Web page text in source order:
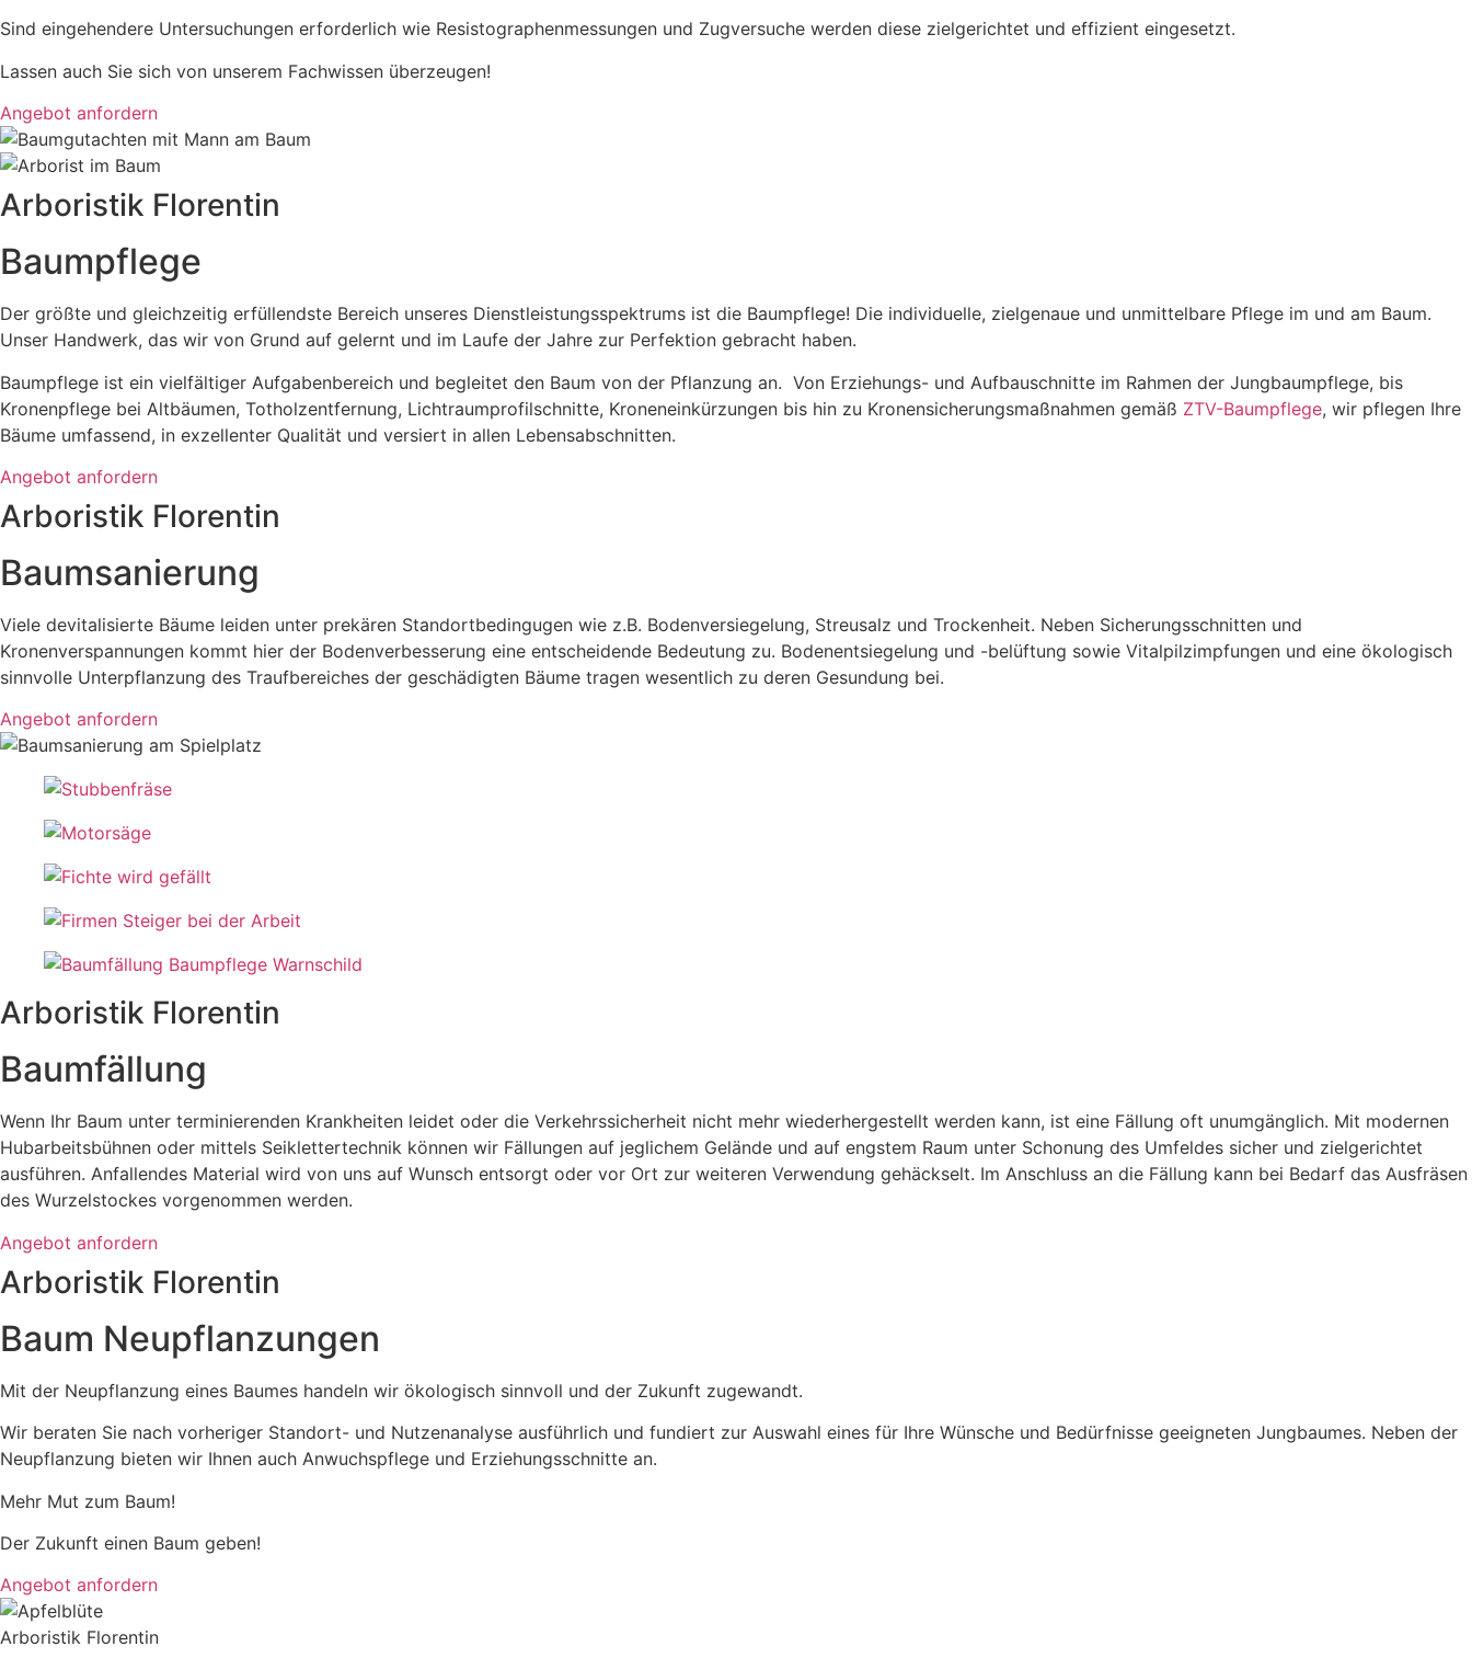
Sind eingehendere Untersuchungen erforderlich wie Resistographenmessungen und Zugversuche werden diese zielgerichtet und effizient eingesetzt.
Lassen auch Sie sich von unserem Fachwissen überzeugen!
Angebot anfordern
Arboristik Florentin
Baumpflege
Der größte und gleichzeitig erfüllendste Bereich unseres Dienstleistungsspektrums ist die Baumpflege! Die individuelle, zielgenaue und unmittelbare Pflege im und am Baum.
Unser Handwerk, das wir von Grund auf gelernt und im Laufe der Jahre zur Perfektion gebracht haben.
Baumpflege ist ein vielfältiger Aufgabenbereich und begleitet den Baum von der Pflanzung an. Von Erziehungs- und Aufbauschnitte im Rahmen der Jungbaumpflege, bis
Kronenpflege bei Altbäumen, Totholzentfernung, Lichtraumprofilschnitte, Kroneneinkürzungen bis hin zu Kronensicherungsmaßnahmen gemäß ZTV-Baumpflege, wir pflegen Ihre
Bäume umfassend, in exzellenter Qualität und versiert in allen Lebensabschnitten.
Angebot anfordern
Arboristik Florentin
Baumsanierung
Viele devitalisierte Bäume leiden unter prekären Standortbedingugen wie z.B. Bodenversiegelung, Streusalz und Trockenheit. Neben Sicherungsschnitten und
Kronenverspannungen kommt hier der Bodenverbesserung eine entscheidende Bedeutung zu. Bodenentsiegelung und -belüftung sowie Vitalpilzimpfungen und eine ökologisch
sinnvolle Unterpflanzung des Traufbereiches der geschädigten Bäume tragen wesentlich zu deren Gesundung bei.
Angebot anfordern
Arboristik Florentin
Baumfällung
Wenn Ihr Baum unter terminierenden Krankheiten leidet oder die Verkehrssicherheit nicht mehr wiederhergestellt werden kann, ist eine Fällung oft unumgänglich. Mit modernen
Hubarbeitsbühnen oder mittels Seiklettertechnik können wir Fällungen auf jeglichem Gelände und auf engstem Raum unter Schonung des Umfeldes sicher und zielgerichtet
ausführen. Anfallendes Material wird von uns auf Wunsch entsorgt oder vor Ort zur weiteren Verwendung gehäckselt. Im Anschluss an die Fällung kann bei Bedarf das Ausfräsen
des Wurzelstockes vorgenommen werden.
Angebot anfordern
Arboristik Florentin
Baum Neupflanzungen
Mit der Neupflanzung eines Baumes handeln wir ökologisch sinnvoll und der Zukunft zugewandt.
Wir beraten Sie nach vorheriger Standort- und Nutzenanalyse ausführlich und fundiert zur Auswahl eines für Ihre Wünsche und Bedürfnisse geeigneten Jungbaumes. Neben der
Neupflanzung bieten wir Ihnen auch Anwuchspflege und Erziehungsschnitte an.
Mehr Mut zum Baum!
Der Zukunft einen Baum geben!
Angebot anfordern
Arboristik Florentin